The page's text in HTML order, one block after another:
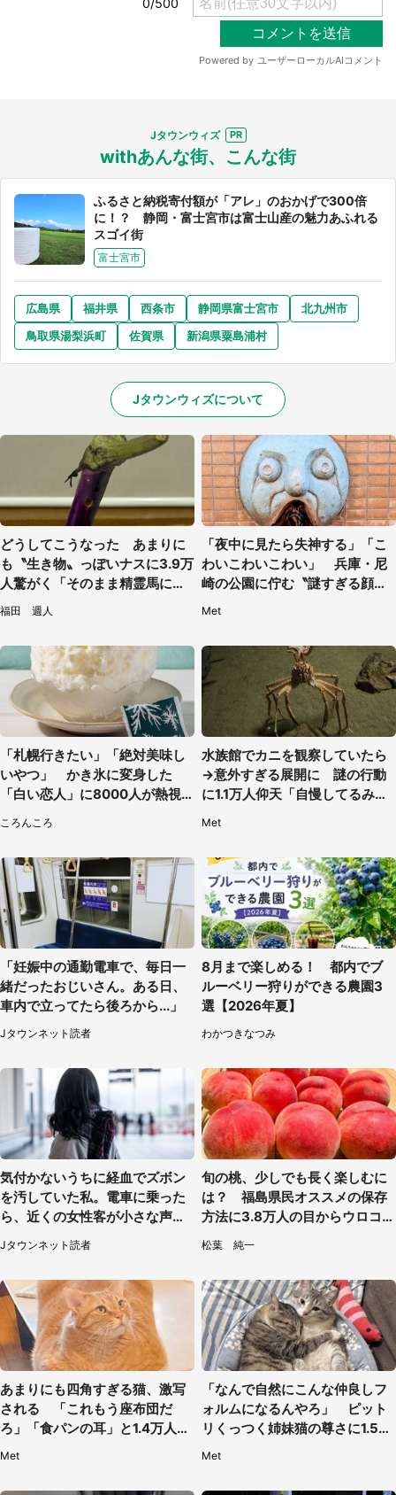
Jタウンウィズ
withあんな街、こんな街
ふるさと納税寄付額が「アレ」のおかげで300倍
に！？ 静岡・富士宮市は富士山産の魅力あふれる
スゴイ街
富士宮市
広島県 福井県 西条市 静岡県富士宮市
北九州市
鳥取県湯梨浜町
佐賀県 新潟県粟島浦村
Jタウンウィズについて
どうしてこうなった あまりに
も〝生き物〟っぽいナスに3.9万
人驚がく「そのまま精霊馬に使
えそう」
福田 週人
「夜中に見たら失神する」「こ
わいこわいこわい」 兵庫・尼
崎の公園に佇む〝謎すぎる顔〟
Met
「札幌行きたい」「絶対美味し
いやつ」 かき氷に変身した
「白い恋人」に8000人が熱視
ころんころ
水族館でカニを観察していたら
→意外すぎる展開に 謎の行動
に1.1万人仰天「自慢してるみた
Met
「妊娠中の通勤電車で、毎日一
緒だったおじいさん。ある日、
車内で立ってたら後ろから...」
Jタウンネット読者
8月まで楽しめる！ 都内でブ
ルーベリー狩りができる農園3
選【2026年夏】
わかつきなつみ
気付かないうちに経血でズボン
を汚していた私。電車に乗った
ら、近くの女性客が小さな声で
（千葉県・10代女性）
Jタウンネット読者
旬の桃、少しでも長く楽しむに
は？ 福島県民オススメの保存
方法に3.8万人の目からウロコ
「全国民が知りたかった！」
松葉 純一
あまりにも四角すぎる猫、激写
される 「これもう座布団だ
ろ」「食パンの耳」と1.4万人困
Met
「なんで自然にこんな仲良しフ
ォルムになるんやろ」 ピット
リくっつく姉妹猫の尊さに1.5万
Met